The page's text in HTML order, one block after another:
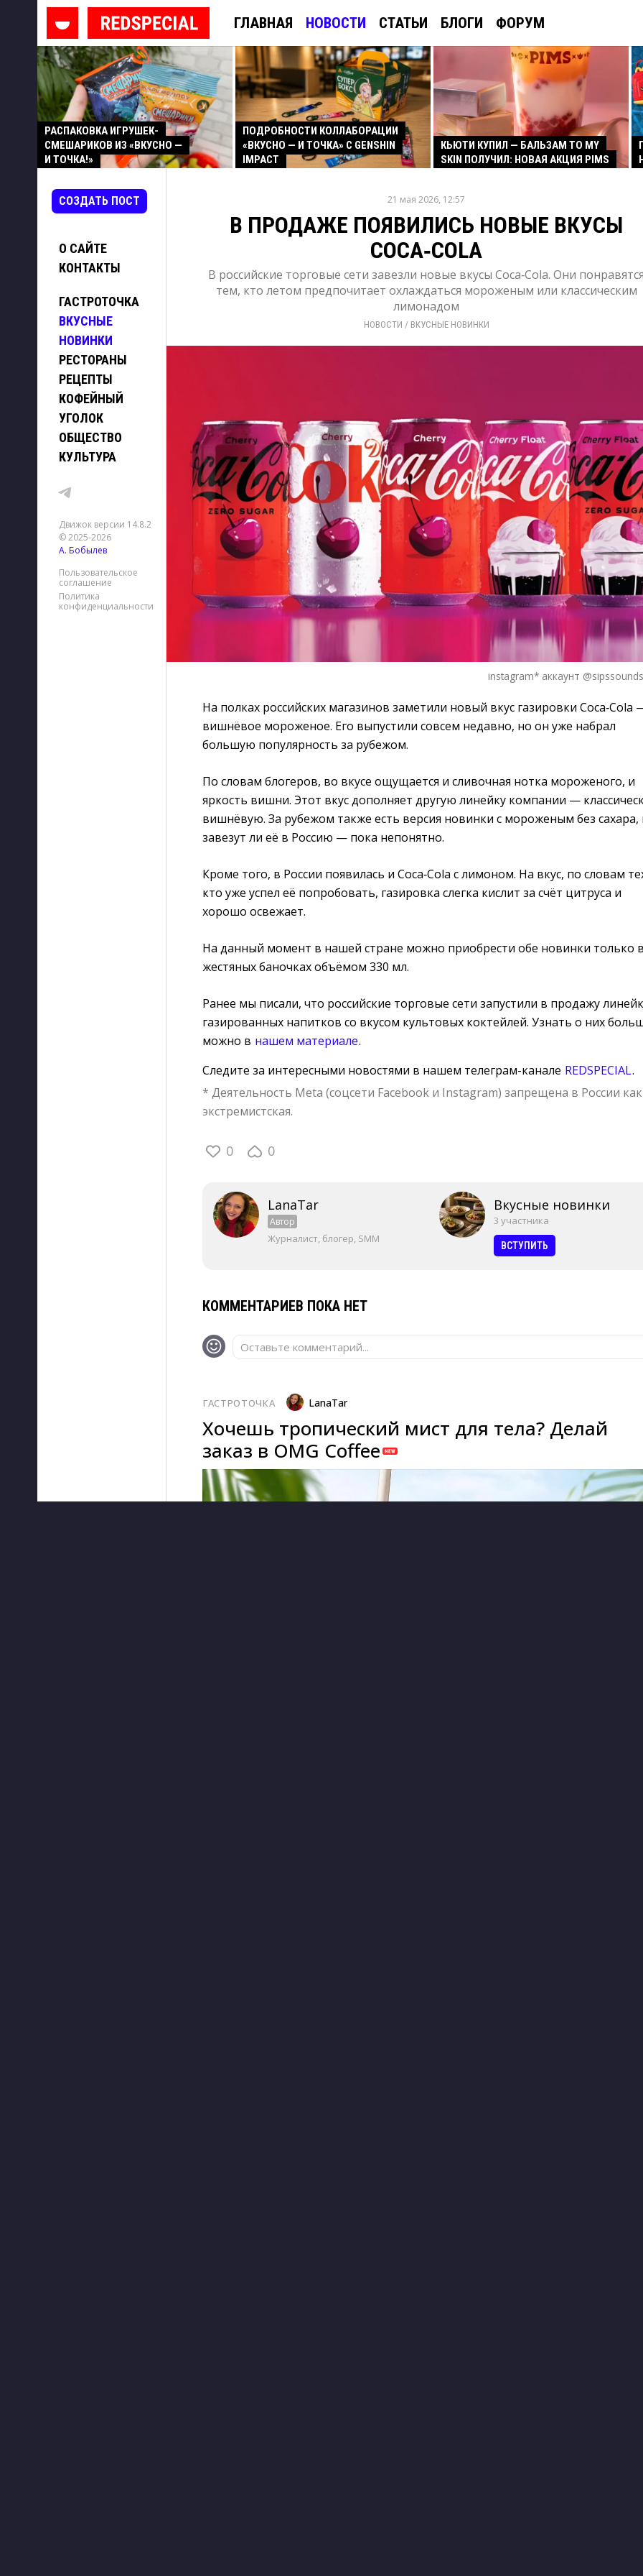
ГЛАВНАЯ НОВОСТИ СТАТЬИ БЛОГИ ФОРУМ
РАСПАКОВКА ИГРУШЕК-
СМЕШАРИКОВ ИЗ «ВКУСНО —
И ТОЧКА!»
ПОДРОБНОСТИ КОЛЛАБОРАЦИИ
«ВКУСНО — И ТОЧКА» С GENSHIN
IMPACT
КЬЮТИ КУПИЛ — БАЛЬЗАМ TO MY
SKIN ПОЛУЧИЛ: НОВАЯ АКЦИЯ PIMS
СОЗДАТЬ ПОСТ
О САЙТЕ
КОНТАКТЫ
ГАСТРОТОЧКА
ВКУСНЫЕ
НОВИНКИ
РЕСТОРАНЫ
РЕЦЕПТЫ
КОФЕЙНЫЙ
УГОЛОК
ОБЩЕСТВО
КУЛЬТУРА
Движок версии 14.8.2
© 2025-2026
А. Бобылев
Пользовательское
соглашение
Политика
конфиденциальности
21 мая 2026, 12:57
В ПРОДАЖЕ ПОЯВИЛИСЬ НОВЫЕ ВКУСЫ
COCA‑COLA
В российские торговые сети завезли новые вкусы Coca‑Cola. Они понравятся
тем, кто летом предпочитает охлаждаться мороженым или классическим
лимонадом
НОВОСТИ / ВКУСНЫЕ НОВИНКИ
instagram* аккаунт
На полках российских магазинов заметили новый вкус газировки Coca‑Cola
вишнёвое мороженое. Его выпустили совсем недавно, но он уже набрал
большую популярность за рубежом.
По словам блогеров, во вкусе ощущается и сливочная нотка мороженого, и
яркость вишни. Этот вкус дополняет другую линейку компании —
вишнёвую. За рубежом также есть версия новинки с мороженым без сахара,
завезут ли её в Россию — пока непонятно.
Кроме того, в России появилась и Coca‑Cola с лимоном. На вкус, по словам
кто уже успел её попробовать, газировка слегка кислит за счёт цитруса и
хорошо освежает.
На данный момент в нашей стране можно приобрести обе новинки только в
жестяных баночках объёмом 330 мл.
Ранее мы писали, что российские торговые сети запустили в продажу
газированных напитков со вкусом культовых коктейлей. Узнать о них
можно в нашем материале.
Следите за интересными новостями в нашем телеграм-канале REDSPECIAL.
* Деятельность Meta (соцсети Facebook и Instagram) запрещена в России как
экстремистская.
0 0
LanaTar
Автор
Журналист, блогер, SMM
Вкусные новинки
3 участника
ВСТУПИТЬ
КОММЕНТАРИЕВ ПОКА НЕТ
Оставьте комментарий...
ГАСТРОТОЧКА LanaTar
Хочешь тропический мист для тела? Делай
заказ в OMG Coffee